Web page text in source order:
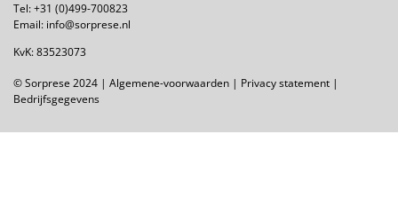
Tel:+31 (0)499-700823
Email: info@sorprese.nl
KvK: 83523073
© Sorprese 2024 | Algemene-voorwaarden | Privacy statement |
Bedrijfsgegevens